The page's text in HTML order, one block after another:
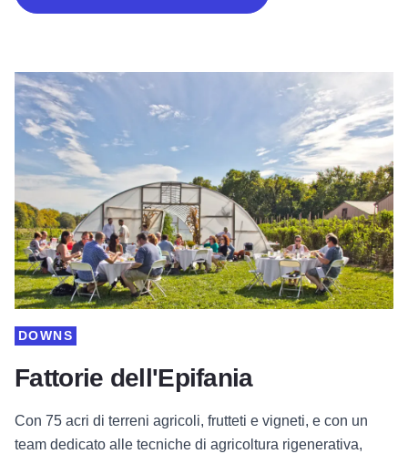
Fattorie dell'Epifania
DOWNS
Con 75 acri di terreni agricoli, frutteti e vigneti, e con un
team dedicato alle tecniche di agricoltura rigenerativa,